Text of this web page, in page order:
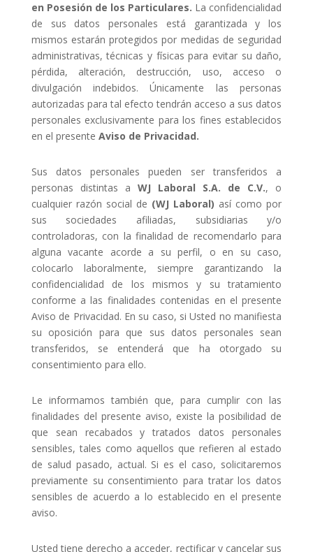
en Posesión de los Particulares. La confidencialidad
de sus datos personales está garantizada y los
mismos estarán protegidos por medidas de seguridad
administrativas, técnicas y físicas para evitar su daño,
pérdida, alteración, destrucción, uso, acceso o
divulgación indebidos. Únicamente las personas
autorizadas para tal efecto tendrán acceso a sus datos
personales exclusivamente para los fines establecidos
en el presente Aviso de Privacidad.
Sus datos personales pueden ser transferidos a
personas distintas a WJ Laboral S.A. de C.V., o
cualquier razón social de (WJ Laboral) así como por
sus sociedades afiliadas, subsidiarias y/o
controladoras, con la finalidad de recomendarlo para
alguna vacante acorde a su perfil, o en su caso,
colocarlo laboralmente, siempre garantizando la
confidencialidad de los mismos y su tratamiento
conforme a las finalidades contenidas en el presente
Aviso de Privacidad. En su caso, si Usted no manifiesta
su oposición para que sus datos personales sean
transferidos, se entenderá que ha otorgado su
consentimiento para ello.
Le informamos también que, para cumplir con las
finalidades del presente aviso, existe la posibilidad de
que sean recabados y tratados datos personales
sensibles, tales como aquellos que refieren al estado
de salud pasado, actual. Si es el caso, solicitaremos
previamente su consentimiento para tratar los datos
sensibles de acuerdo a lo establecido en el presente
aviso.
Usted tiene derecho a acceder, rectificar y cancelar sus